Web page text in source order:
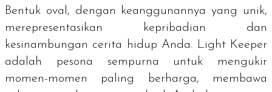
Bentuk oval, dengan keanggunannya yang unik,
merepresentasikan kepribadian dan
kesinambungan cerita hidup Anda. Light Keeper
adalah pesona sempurna untuk mengukir
momen-momen paling berharga, membawa